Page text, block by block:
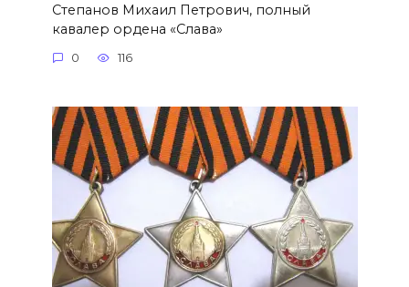
Степанов Михаил Петрович, полный
кавалер ордена «Слава»
0 116